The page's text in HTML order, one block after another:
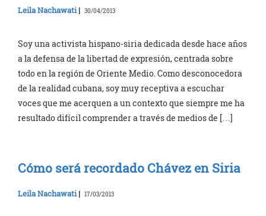
Leila Nachawati| 30/04/2013
Soy una activista hispano-siria dedicada desde hace años
a la defensa de la libertad de expresión, centrada sobre
todo en la región de Oriente Medio. Como desconocedora
de la realidad cubana, soy muy receptiva a escuchar
voces que me acerquen a un contexto que siempre me ha
resultado difícil comprender a través de medios de […]
Cómo será recordado Chávez en Siria
Leila Nachawati| 17/03/2013